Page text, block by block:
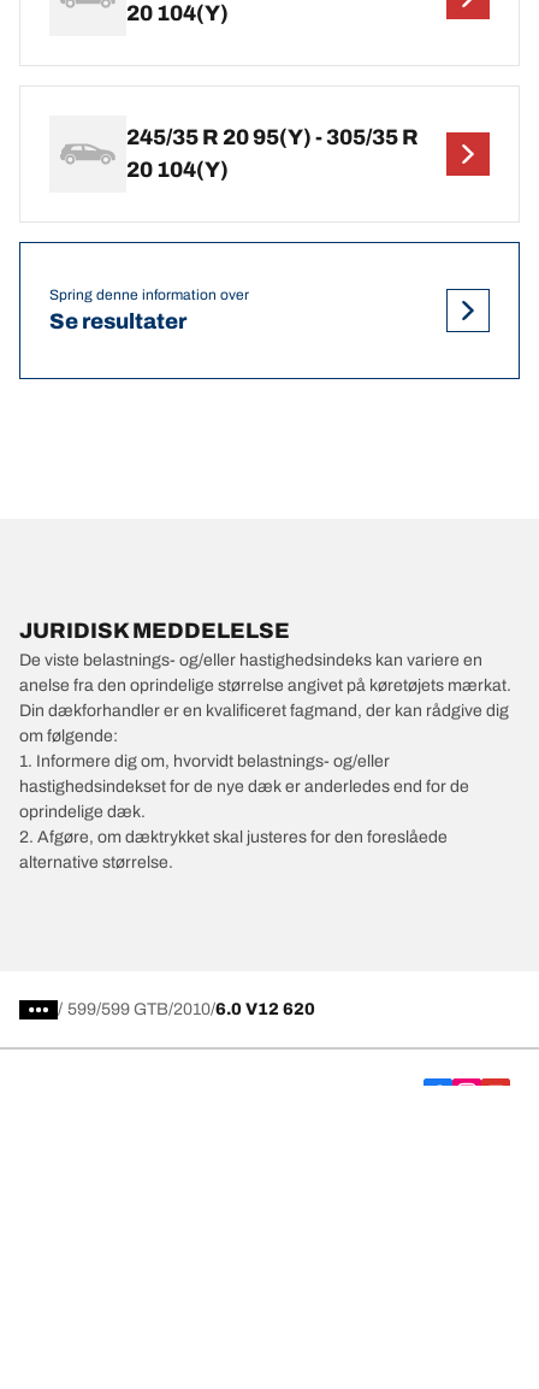
20 104(Y)
245/35 R 20 95(Y) - 305/35 R
20 104(Y)
Spring denne information over
Se resultater
JURIDISK MEDDELELSE
De viste belastnings- og/eller hastighedsindeks kan variere en
anelse fra den oprindelige størrelse angivet på køretøjets mærkat.
Din dækforhandler er en kvalificeret fagmand, der kan rådgive dig
om følgende:
1. Informere dig om, hvorvidt belastnings- og/eller
hastighedsindekset for de nye dæk er anderledes end for de
oprindelige dæk.
2. Afgøre, om dæktrykket skal justeres for den foreslåede
alternative størrelse.
/ 599 599 GTB 2010 6.0 V12 620